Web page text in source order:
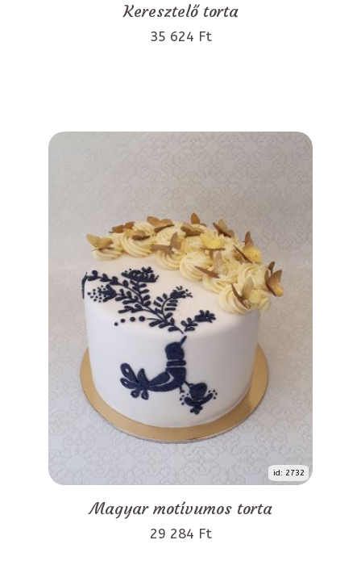
Keresztelő torta
35 624 Ft
id: 2732
Magyar motívumos torta
29 284 Ft